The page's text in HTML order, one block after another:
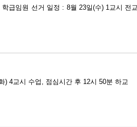
급임원 선거 일정 : 8월 23일(수) 1교시 전
방학기간 2023.07.22(토)~08.21(월) 개학일 2023.08.22(화) 4교시 수업, 점심시간 후 12시 50분 하교